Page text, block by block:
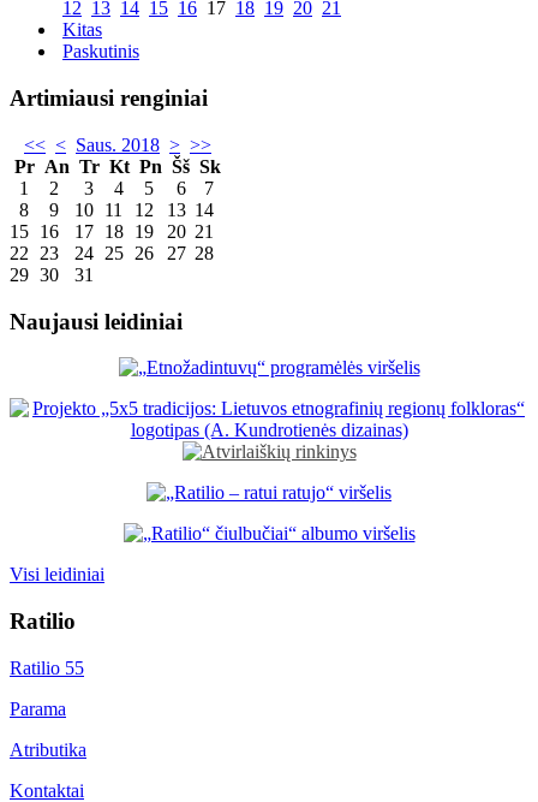
12 13 14 15 16 17 18 19 20 21
Kitas
Paskutinis
Artimiausi renginiai
<< < Saus. 2018 > >>
Pr An Tr Kt Pn Šš Sk
1
2 3 4 5 6
7
8
9 10 11 12 13 14
15 16 17 18 19 20 21
22
23 24 25 26 27 28
29 30 31
Naujausi leidiniai
Visi leidiniai
Ratilio
Ratilio 55
Parama
Atributika
Kontaktai